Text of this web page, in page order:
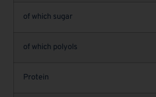
of which sugar
of which polyols
Protein